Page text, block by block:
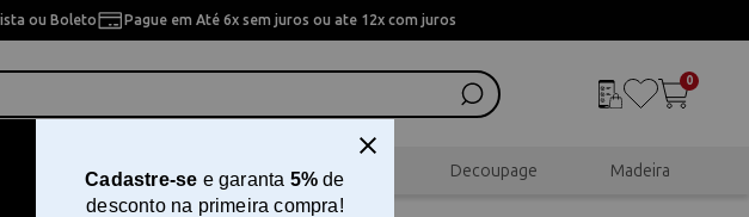
ou Boleto Pague em Até 6x sem juros ou ate 12x com juros
0
Pintura Artesanal Scrapbook Decoupage Madeira
Cadastre-se e garanta 5%de
desconto na primeira compra!